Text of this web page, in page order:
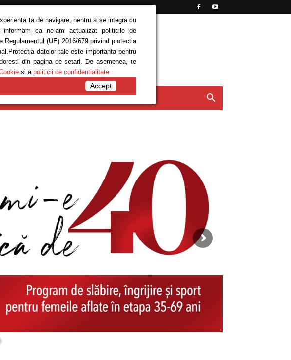
EMISIUNI CONTACT
ta de navigare, pentru a se integra cu
ca ne-am actualizat politicile de
(UE) 2016/679 privind protectia
datelor tale este importanta pentru
din pagina de setari. De asemenea, te
si a politicii de confidentialitate
Accept